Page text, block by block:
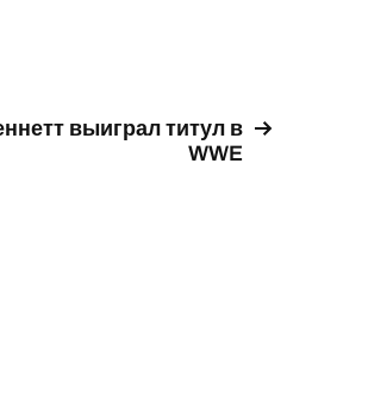
выиграл титул в
WWE